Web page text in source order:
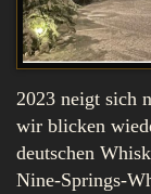
2023 neigt sich
wir blicken
deutschen
Nine-Springs-